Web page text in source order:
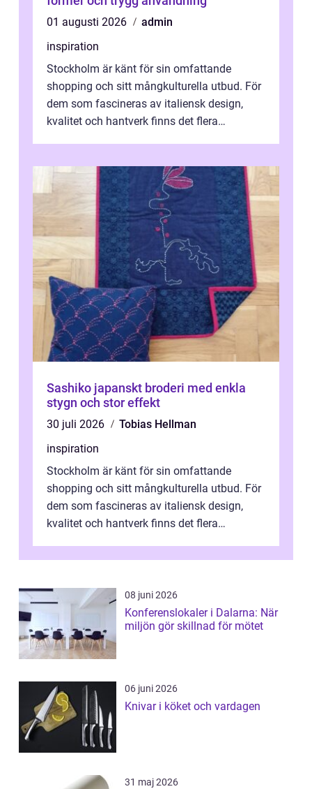
01 augusti 2026
admin
inspiration
Stockholm är känt för sin omfattande
shopping och sitt mångkulturella utbud. För
dem som fascineras av italiensk design,
kvalitet och hantverk finns det flera
Sashiko japanskt broderi med enkla
stygn och stor effekt
30 juli 2026
Tobias Hellman
inspiration
Stockholm är känt för sin omfattande
shopping och sitt mångkulturella utbud. För
dem som fascineras av italiensk design,
kvalitet och hantverk finns det flera
08 juni 2026
Konferenslokaler i Dalarna: När
miljön gör skillnad för mötet
06 juni 2026
Knivar i köket och vardagen
31 maj 2026